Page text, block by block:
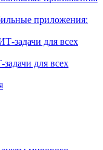
приложения:
для всех